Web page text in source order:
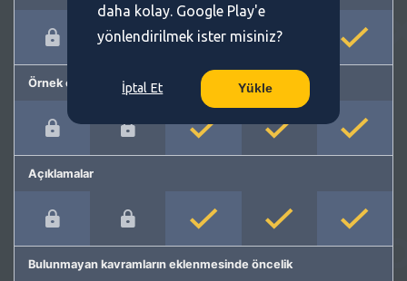
Örnek cümleler
Açıklamalar
Bulunmayan kavramların eklenmesinde öncelik
daha kolay. Google Play'e
yönlendirilmek ister misiniz?
İptal Et Yükle